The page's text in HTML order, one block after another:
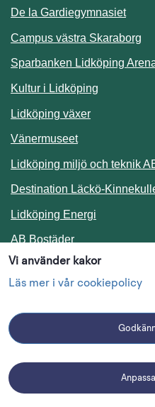
Vi använder kakor
Läs mer i vår cookiepolicy
De la Gardiegymnasiet
Campus västra Skaraborg
Sparbanken Lidköping
Kultur i Lidköping
Lidköping växer
Vänermuseet
Lidköping miljö och teknik
Destination Läckö-
Lidköping Energi
AB BostäderLänk till annan
Följ oss i sociala medier